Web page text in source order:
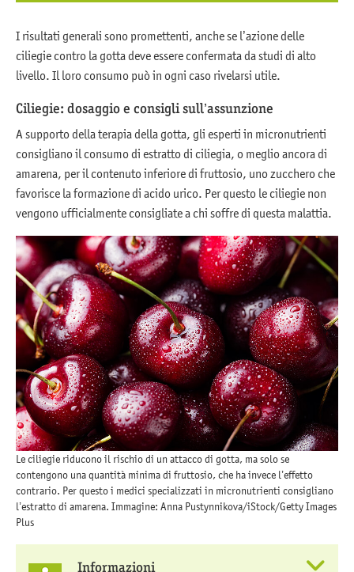
I risultati generali sono promettenti, anche se l’azione delle
ciliegie contro la gotta deve essere confermata da studi di alto
livello. Il loro consumo può in ogni caso rivelarsi utile.
Ciliegie: dosaggio e consigli sull’assunzione
A supporto della terapia della gotta, gli esperti in micronutrienti
consigliano il consumo di estratto di ciliegia, o meglio ancora di
amarena, per il contenuto inferiore di fruttosio, uno zucchero che
favorisce la formazione di acido urico. Per questo le ciliegie non
vengono ufficialmente consigliate a chi soffre di questa malattia.
Le ciliegie riducono il rischio di un attacco di gotta, ma solo se
contengono una quantità minima di fruttosio, che ha invece l’effetto
contrario. Per questo i medici specializzati in micronutrienti consigliano
l’estratto di amarena. Immagine: Anna Pustynnikova/iStock/Getty Images
Plus
Informazioni